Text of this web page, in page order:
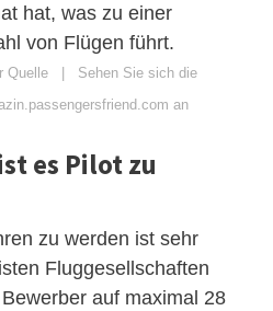
hat, was zu einer
von Flügen führt.
Quelle | Sehen Sie sich die
an
es Pilot zu
zu werden ist sehr
Fluggesellschaften
auf maximal 28